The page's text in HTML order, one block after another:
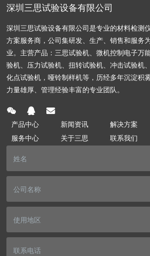
深圳三思试验设备有限公司
深圳三思试验设备有限公司是专业的材料检测
方案服务商，公司集研发、生产、销售和服务
业。主营产品：三思试验机、微机控制电子万
验机、压力试验机、扭转试验机、冲击试验机
化点试验机，哑铃制样机等，历经多年沉淀积
力量雄厚、管理经验丰富的专业团队。
产品中心 新闻资讯 解决方案
服务中心
关于三思 联系我们